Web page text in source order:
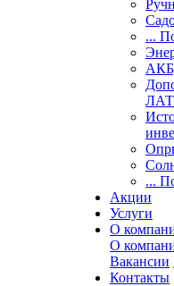
...
...
Акции
Услуги
О
О
Вакансии
Контакты